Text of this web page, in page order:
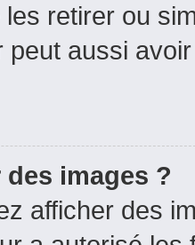
retirer ou
peut aussi
images ?
afficher des